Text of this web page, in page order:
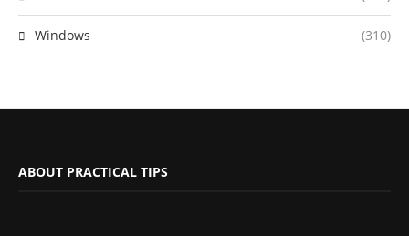
Windows (310)
ABOUT PRACTICAL TIPS